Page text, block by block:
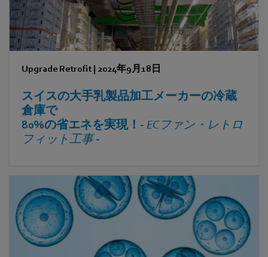
Upgrade Retrofit| 2024年9月18日
スイスの大手乳製品加工メーカーの冷蔵
倉庫で
80%の省エネを実現！- ECファン・レトロ
フィット工事-